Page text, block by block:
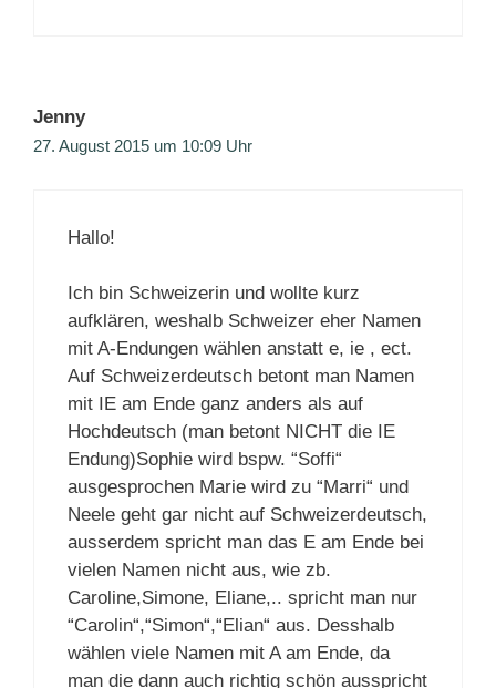
Jenny
27. August 2015 um 10:09 Uhr
Hallo!
Ich bin Schweizerin und wollte kurz
aufklären, weshalb Schweizer eher Namen
mit A-Endungen wählen anstatt e, ie , ect.
Auf Schweizerdeutsch betont man Namen
mit IE am Ende ganz anders als auf
Hochdeutsch (man betont NICHT die IE
Endung)Sophie wird bspw. “Soffi“
ausgesprochen Marie wird zu “Marri“ und
Neele geht gar nicht auf Schweizerdeutsch,
ausserdem spricht man das E am Ende bei
vielen Namen nicht aus, wie zb.
Caroline,Simone, Eliane,.. spricht man nur
“Carolin“,“Simon“,“Elian“ aus. Desshalb
wählen viele Namen mit A am Ende, da
man die dann auch richtig schön ausspricht